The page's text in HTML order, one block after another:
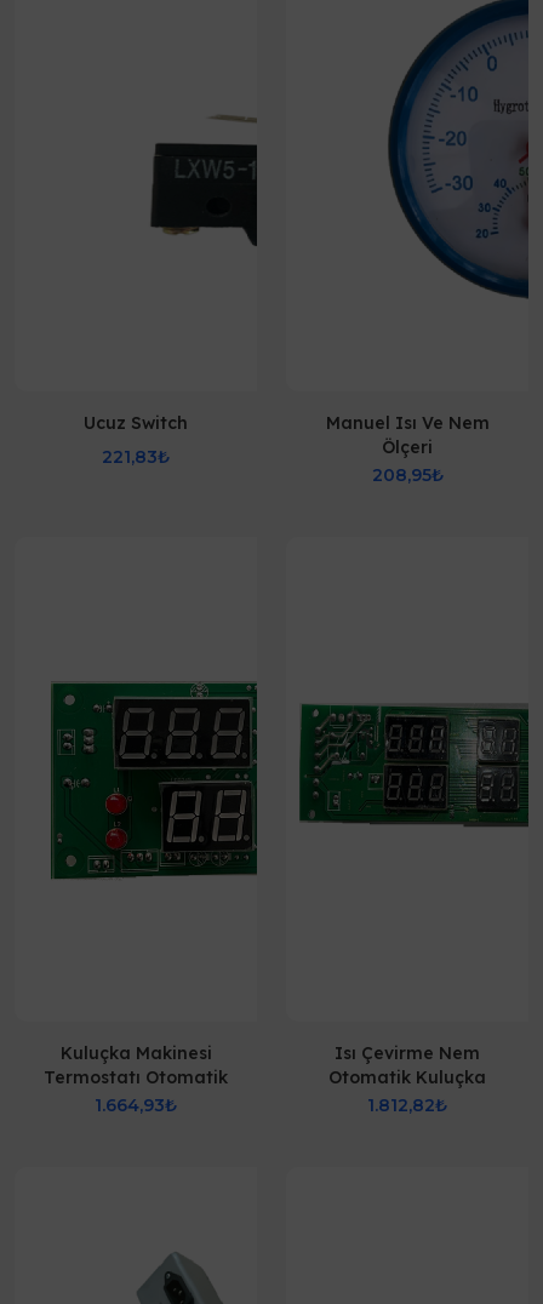
Ucuz Switch
221,83₺
Manuel Isı Ve Nem
Ölçeri
208,95₺
Kuluçka Makinesi
Termostatı Otomatik
Çevirme
1.664,93₺
Isı Çevirme Nem
Otomatik Kuluçka
Termostatı
1.812,82₺